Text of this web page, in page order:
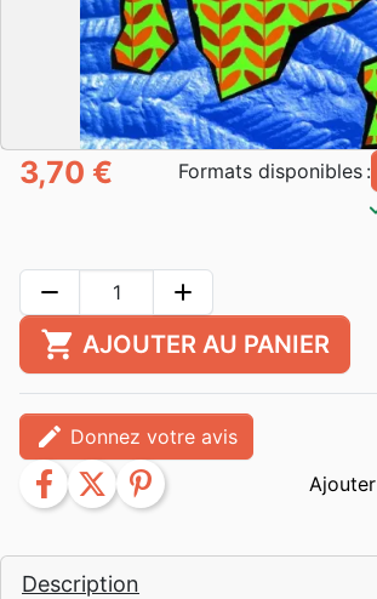
Description
3,70 € Formats disponibles :
remove add
shopping_cart AJOUTER AU PANIER
edit Donnez votre avis
facebook twitter pinterest